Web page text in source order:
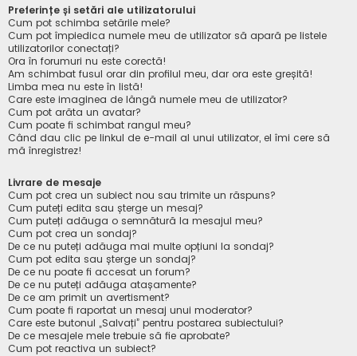
Preferințe și setări ale utilizatorului
Cum pot schimba setările mele?
Cum pot împiedica numele meu de utilizator să apară pe listele
utilizatorilor conectați?
Ora în forumuri nu este corectă!
Am schimbat fusul orar din profilul meu, dar ora este greșită!
Limba mea nu este în listă!
Care este imaginea de lângă numele meu de utilizator?
Cum pot arăta un avatar?
Cum poate fi schimbat rangul meu?
Când dau clic pe linkul de e-mail al unui utilizator, el îmi cere să
mă înregistrez!
Livrare de mesaje
Cum pot crea un subiect nou sau trimite un răspuns?
Cum puteți edita sau șterge un mesaj?
Cum puteți adăuga o semnătură la mesajul meu?
Cum pot crea un sondaj?
De ce nu puteți adăuga mai multe opțiuni la sondaj?
Cum pot edita sau șterge un sondaj?
De ce nu poate fi accesat un forum?
De ce nu puteți adăuga atașamente?
De ce am primit un avertisment?
Cum poate fi raportat un mesaj unui moderator?
Care este butonul „Salvați” pentru postarea subiectului?
De ce mesajele mele trebuie să fie aprobate?
Cum pot reactiva un subiect?